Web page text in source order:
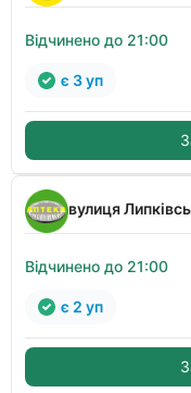
Відчинено до 21:00
є 3 уп
вулиця
Відчинено до 21:00
є 2 уп